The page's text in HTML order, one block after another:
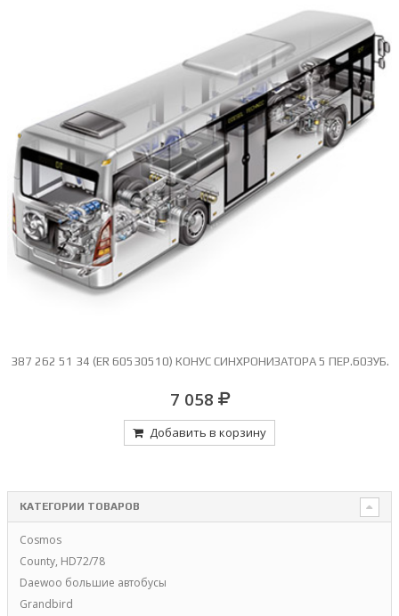
387 262 51 34 (ER 60530510) КОНУС СИНХРОНИЗАТОРА 5 ПЕР.60ЗУБ.
7 058
Добавить в корзину
КАТЕГОРИИ ТОВАРОВ
Cosmos
County, HD72/78
Daewoo большие автобусы
Grandbird